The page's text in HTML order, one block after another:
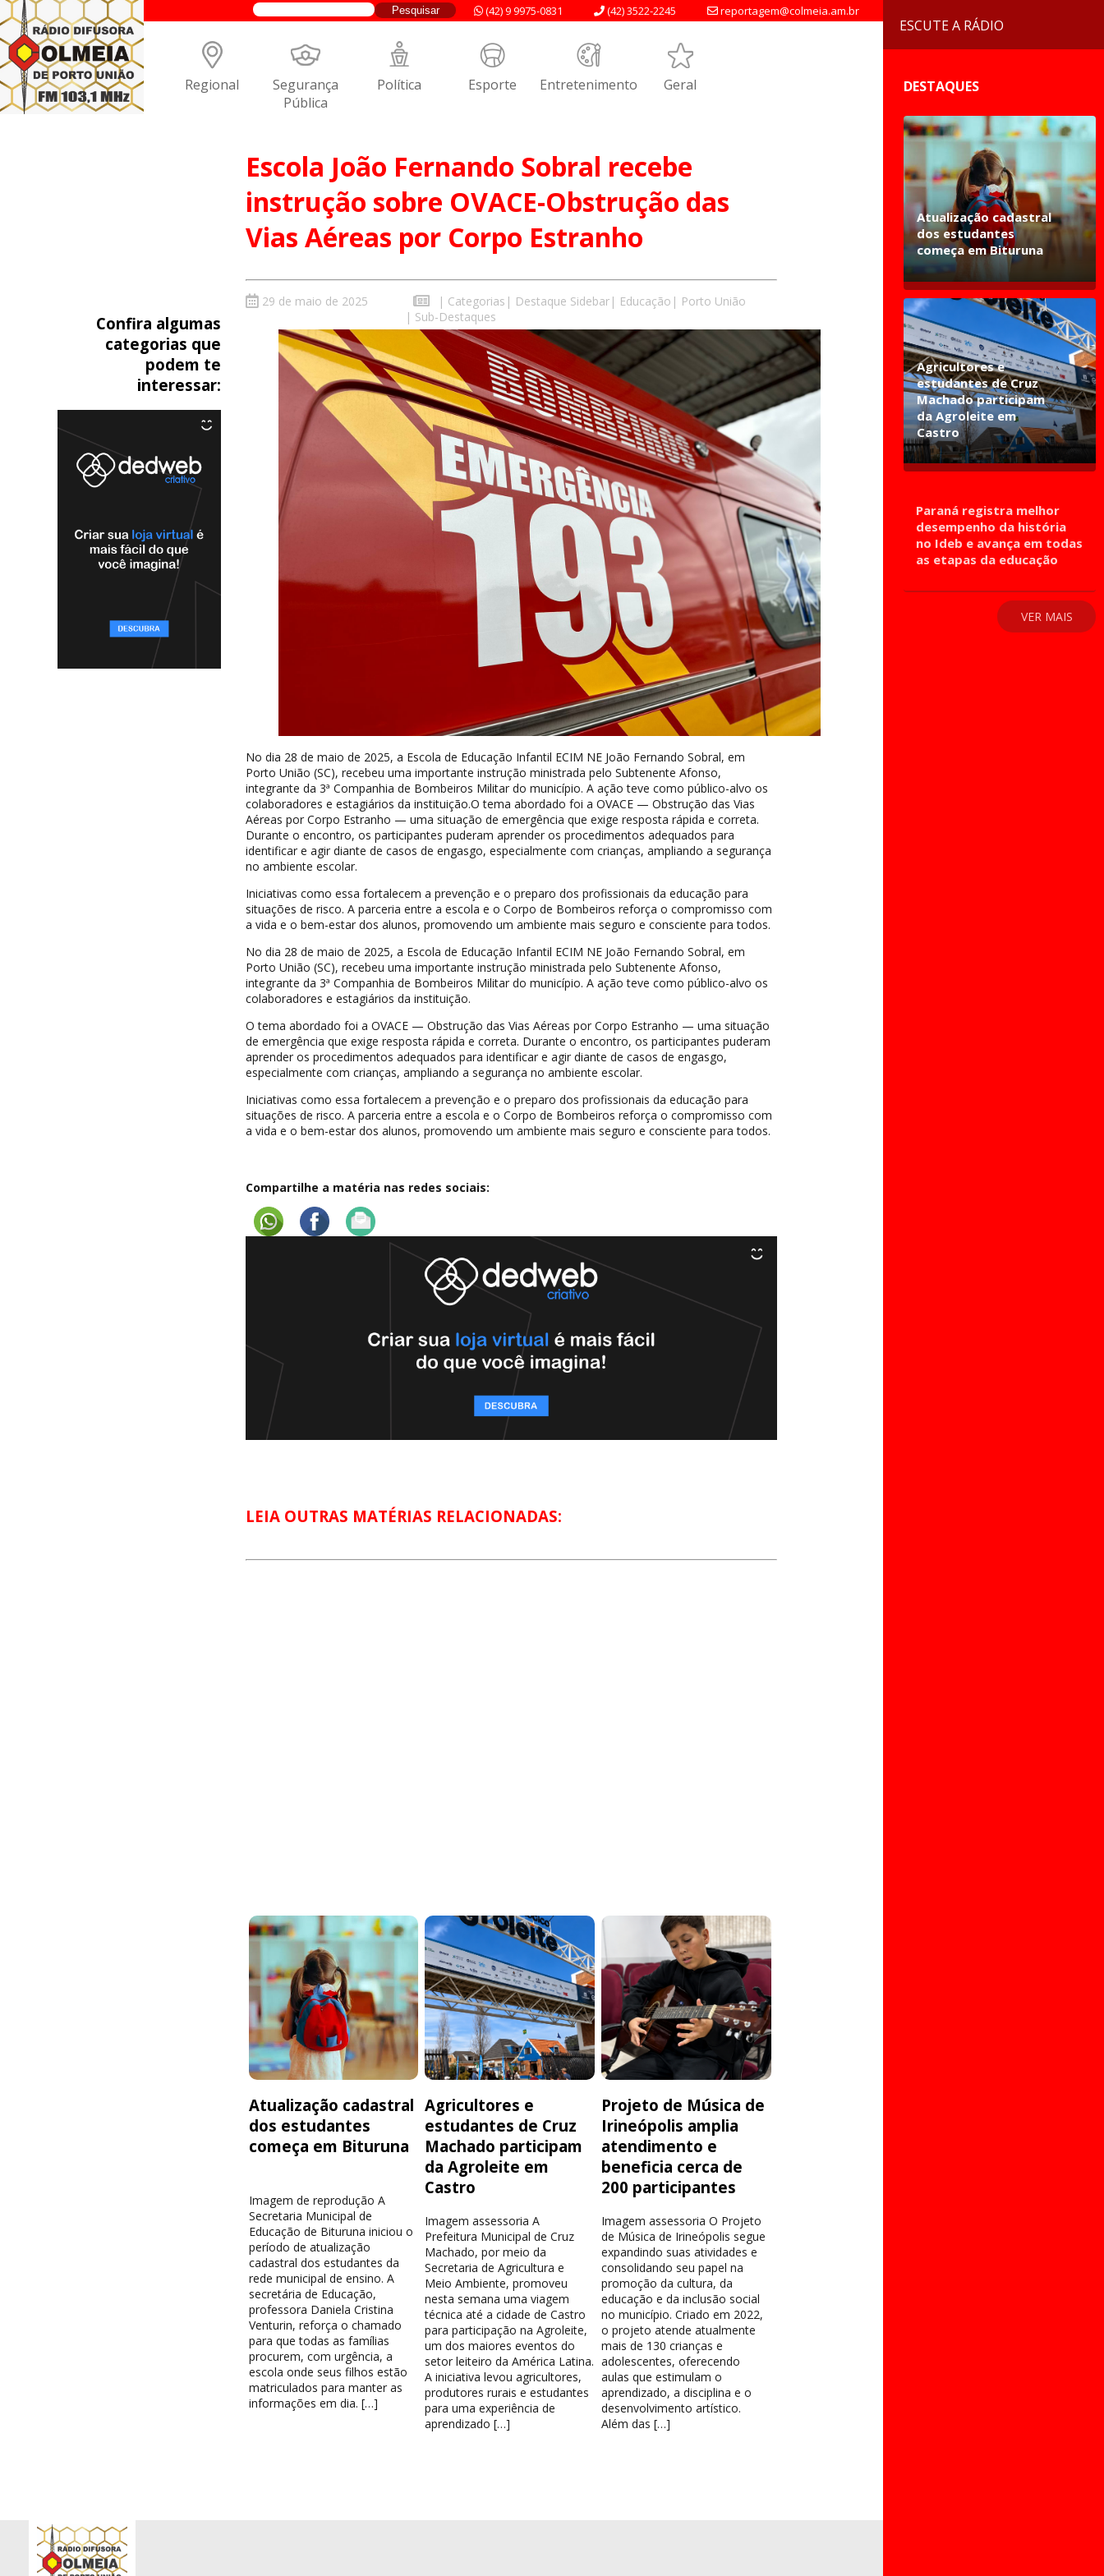
reportagem@colmeia.am.br
(42) 3522-2245
(42) 9 9975-0831
Regional Segurança
Pública
Política Esporte Entretenimento Geral
Escola João Fernando Sobral recebe
instrução sobre OVACE-Obstrução das
Vias Aéreas por Corpo Estranho
Confira algumas
categorias que
podem te
interessar:
29 de maio de 2025 | Categorias | Destaque Sidebar| Educação | Porto União
| Sub-Destaques
No dia 28 de maio de 2025, a Escola de Educação Infantil ECIM NE João Fernando Sobral, em
Porto União (SC), recebeu uma importante instrução ministrada pelo Subtenente Afonso,
integrante da 3ª Companhia de Bombeiros Militar do município. A ação teve como público-alvo os
colaboradores e estagiários da instituição.O tema abordado foi a OVACE — Obstrução das Vias
Aéreas por Corpo Estranho — uma situação de emergência que exige resposta rápida e correta.
Durante o encontro, os participantes puderam aprender os procedimentos adequados para
identificar e agir diante de casos de engasgo, especialmente com crianças, ampliando a segurança
no ambiente escolar.
Iniciativas como essa fortalecem a prevenção e o preparo dos profissionais da educação para
situações de risco. A parceria entre a escola e o Corpo de Bombeiros reforça o compromisso com
a vida e o bem-estar dos alunos, promovendo um ambiente mais seguro e consciente para todos.
No dia 28 de maio de 2025, a Escola de Educação Infantil ECIM NE João Fernando Sobral, em
Porto União (SC), recebeu uma importante instrução ministrada pelo Subtenente Afonso,
integrante da 3ª Companhia de Bombeiros Militar do município. A ação teve como público-alvo os
colaboradores e estagiários da instituição.
O tema abordado foi a OVACE — Obstrução das Vias Aéreas por Corpo Estranho — uma situação
de emergência que exige resposta rápida e correta. Durante o encontro, os participantes puderam
aprender os procedimentos adequados para identificar e agir diante de casos de engasgo,
especialmente com crianças, ampliando a segurança no ambiente escolar.
Iniciativas como essa fortalecem a prevenção e o preparo dos profissionais da educação para
situações de risco. A parceria entre a escola e o Corpo de Bombeiros reforça o compromisso com
a vida e o bem-estar dos alunos, promovendo um ambiente mais seguro e consciente para todos.
Compartilhe a matéria nas redes sociais:
LEIA OUTRAS MATÉRIAS RELACIONADAS:
Atualização cadastral
dos estudantes
começa em Bituruna
Imagem de reprodução A
Secretaria Municipal de
Educação de Bituruna iniciou o
período de atualização
cadastral dos estudantes da
rede municipal de ensino. A
secretária de Educação,
professora Daniela Cristina
Venturin, reforça o chamado
para que todas as famílias
procurem, com urgência, a
escola onde seus filhos estão
matriculados para manter as
informações em dia. […]
Agricultores e
estudantes de Cruz
Machado participam
da Agroleite em
Castro
Imagem assessoria A
Prefeitura Municipal de Cruz
Machado, por meio da
Secretaria de Agricultura e
Meio Ambiente, promoveu
nesta semana uma viagem
técnica até a cidade de Castro
para participação na Agroleite,
um dos maiores eventos do
setor leiteiro da América Latina.
A iniciativa levou agricultores,
produtores rurais e estudantes
para uma experiência de
aprendizado […]
Projeto de Música de
Irineópolis amplia
atendimento e
beneficia cerca de
200 participantes
Imagem assessoria O Projeto
de Música de Irineópolis segue
expandindo suas atividades e
consolidando seu papel na
promoção da cultura, da
educação e da inclusão social
no município. Criado em 2022,
o projeto atende atualmente
mais de 130 crianças e
adolescentes, oferecendo
aulas que estimulam o
aprendizado, a disciplina e o
desenvolvimento artístico.
Além das […]
ESCUTE A RÁDIO
DESTAQUES
Atualização cadastral
dos estudantes
começa em Bituruna
Agricultores e
estudantes de Cruz
Machado participam
da Agroleite em
Castro
Paraná registra melhor
desempenho da história
no Ideb e avança em todas
as etapas da educação
VER MAIS